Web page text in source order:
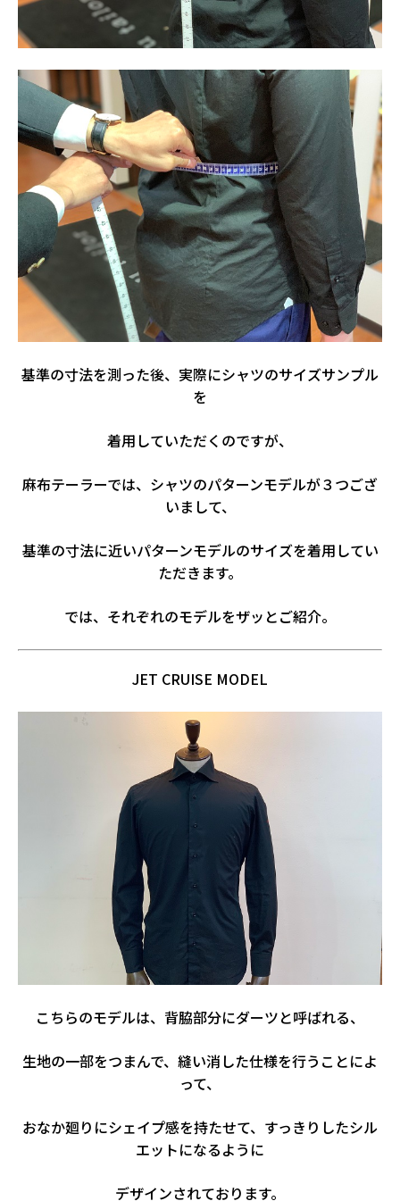
基準の寸法を測った後、実際にシャツのサイズサンプル
を
着用していただくのですが、
麻布テーラーでは、シャツのパターンモデルが３つござ
いまして、
基準の寸法に近いパターンモデルのサイズを着用してい
ただきます。
では、それぞれのモデルをザッとご紹介。
JET CRUISE MODEL
こちらのモデルは、背脇部分にダーツと呼ばれる、
生地の一部をつまんで、縫い消した仕様を行うことによ
って、
おなか廻りにシェイプ感を持たせて、すっきりしたシル
エットになるように
デザインされております。